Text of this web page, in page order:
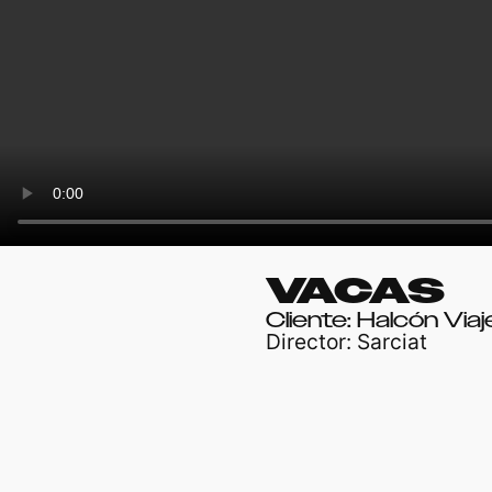
VACAS
Cliente: Halcón
Director: Sarciat